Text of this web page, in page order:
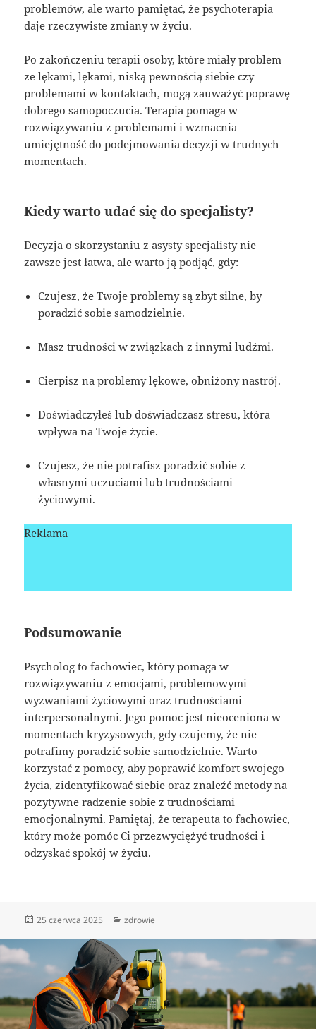
problemów, ale warto pamiętać, że psychoterapia
daje rzeczywiste zmiany w życiu.
Po zakończeniu terapii osoby, które miały problem
ze lękami, lękami, niską pewnością siebie czy
problemami w kontaktach, mogą zauważyć poprawę
dobrego samopoczucia. Terapia pomaga w
rozwiązywaniu z problemami i wzmacnia
umiejętność do podejmowania decyzji w trudnych
momentach.
Kiedy warto udać się do specjalisty?
Decyzja o skorzystaniu z asysty specjalisty nie
zawsze jest łatwa, ale warto ją podjąć, gdy:
Czujesz, że Twoje problemy są zbyt silne, by
poradzić sobie samodzielnie.
Masz trudności w związkach z innymi ludźmi.
Cierpisz na problemy lękowe, obniżony nastrój.
Doświadczyłeś lub doświadczasz stresu, która
wpływa na Twoje życie.
Czujesz, że nie potrafisz poradzić sobie z
własnymi uczuciami lub trudnościami
życiowymi.
Reklama
Podsumowanie
Psycholog to fachowiec, który pomaga w
rozwiązywaniu z emocjami, problemowymi
wyzwaniami życiowymi oraz trudnościami
interpersonalnymi. Jego pomoc jest nieoceniona w
momentach kryzysowych, gdy czujemy, że nie
potrafimy poradzić sobie samodzielnie. Warto
korzystać z pomocy, aby poprawić komfort swojego
życia, zidentyfikować siebie oraz znaleźć metody na
pozytywne radzenie sobie z trudnościami
emocjonalnymi. Pamiętaj, że terapeuta to fachowiec,
który może pomóc Ci przezwyciężyć trudności i
odzyskać spokój w życiu.
Data
25 czerwca 2025 Kategorie
zdrowie